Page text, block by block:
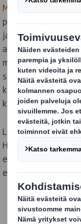
Marjojen,
pakkaamisessa on
ja ehjänä koko
marjalaatikot, on
suojaavat tuotteita
käsittelyä ja
kuluttajalle
Lisäksi
Hyvin suunniteltu
esille kaupassa
erottumaan